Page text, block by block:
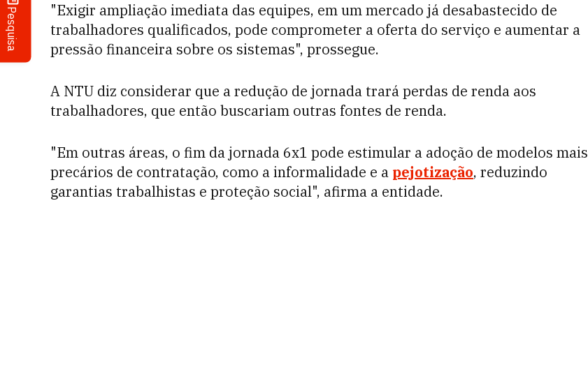
Pesquisa
"Exigir ampliação imediata das equipes, em um mercado já desabastecido de
trabalhadores qualificados, pode comprometer a oferta do serviço e aumentar a
pressão financeira sobre os sistemas", prossegue.
A NTU diz considerar que a redução de jornada trará perdas de renda aos
trabalhadores, que então buscariam outras fontes de renda.
"Em outras áreas, o fim da jornada 6x1 pode estimular a adoção de modelos mais
precários de contratação, como a informalidade e a pejotização, reduzindo
garantias trabalhistas e proteção social", afirma a entidade.